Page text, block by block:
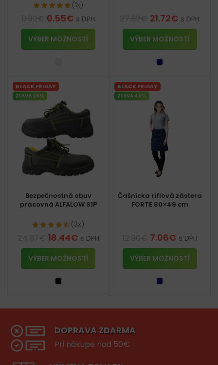
(1x)
0.55€ s DPH
VÝBER MOŽNOSTÍ
21.72€ s DPH
VÝBER MOŽNOSTÍ
BLACK FRIDAY
ZĽAVA 26%
Bezpečnostná obuv
pracovná ALFALOW S1P
(3x)
18.44€ s DPH
VÝBER MOŽNOSTÍ
BLACK FRIDAY
ZĽAVA 45%
Čašnícka riflová zástera
FORTE 80×49 cm
7.06€ s DPH
VÝBER MOŽNOSTÍ
DOPRAVA ZDARMA
Pri nákupe nad 50€